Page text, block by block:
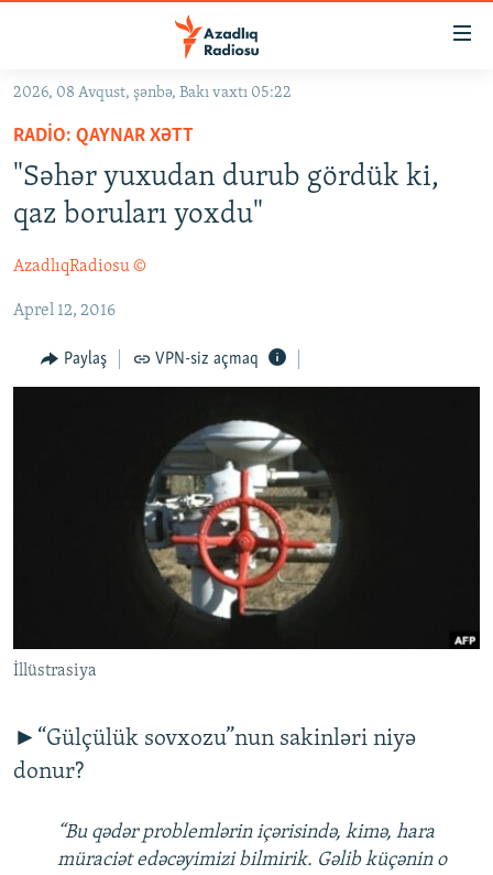
Əsas
qayıt
Əsas
naviqasiyaya
qayıt
Axtarışa
GÜNDƏM
#İZAHLA
KORRUPSIOMETR
#ƏSLINDƏ
FƏRQƏ BAX
QANUNI DOĞRU
ARAŞDIRMA
AZƏRBAYCAN ƏDƏBIYYATI KITABXANASI
İSLAM VƏ DEMOKRATIYA
İZ - MƏDƏNIYYƏT PROQRAMI
PEŞƏ ETIKASI VƏ JURNALISTIKA STANDARTLARIMIZ
MATERIALLARIMIZDAN ISTIFADƏ
BIZIMLƏ ƏLAQƏ
2026, 08 Avqust, şənbə, Bakı vaxtı 05:22
RADIO: QAYNAR XƏTT
"Səhər yuxudan durub gördük ki,
qaz boruları yoxdu"
AzadlıqRadiosu ©
Aprel 12, 2016
Paylaş VPN-siz açmaq
İllüstrasiya
►“Gülçülük sovxozu”nun sakinləri niyə
donur?
“Bu qədər problemlərin içərisində, kimə, hara
müraciət edəcəyimizi bilmirik. Gəlib küçənin o